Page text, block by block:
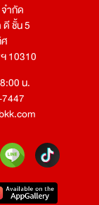
ำกัด
ดี ชั้น 5
ฯ 10310
น.